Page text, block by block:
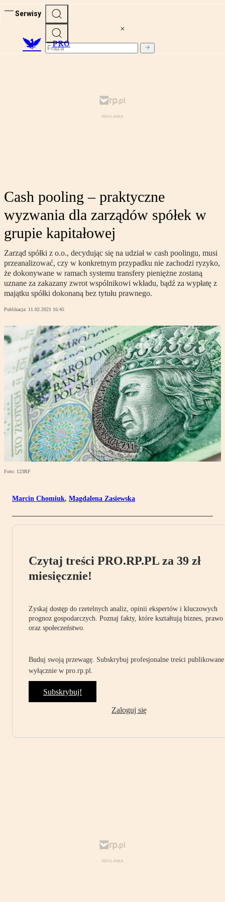
Serwisy
PRO
Cash pooling – praktyczne
wyzwania dla zarządów spółek w
grupie kapitałowej
Zarząd spółki z o.o., decydując się na udział w cash poolingu, musi
przeanalizować, czy w konkretnym przypadku nie zachodzi ryzyko,
że dokonywane w ramach systemu transfery pieniężne zostaną
uznane za zakazany zwrot wspólnikowi wkładu, bądź za wypłatę z
majątku spółki dokonaną bez tytułu prawnego.
Publikacja: 11.02.2021 16:45
Foto: 123RF
Marcin Chomiuk, Magdalena Zasiewska
Czytaj treści PRO.RP.PL za 39 zł
miesięcznie!
Zyskaj dostęp do rzetelnych analiz, opinii ekspertów i kluczowych
prognoz gospodarczych. Poznaj fakty, które kształtują biznes, prawo
oraz społeczeństwo.
Buduj swoją przewagę. Subskrybuj profesjonalne treści publikowane
wyłącznie w pro.rp.pl.
Subskrybuj!
Zaloguj się